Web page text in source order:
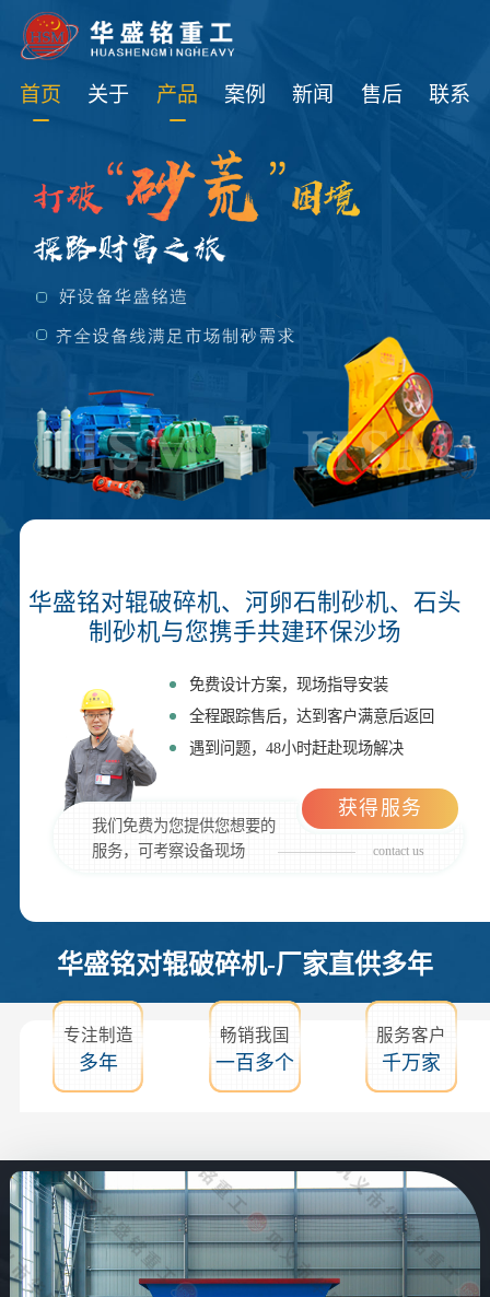
首页 关于 产品 案例 新闻 售后 联系
华盛铭对辊破碎机、河卵石制砂机、石头
制砂机与您携手共建环保沙场
免费设计方案，现场指导安装
全程跟踪售后，达到客户满意后返回
遇到问题，48小时赶赴现场解决
我们免费为您提供您想要的
服务，可考察设备现场
contact us
获得服务
华盛铭对辊破碎机-厂家直供多年
专注制造
多年
畅销我国
一百多个
服务客户
千万家